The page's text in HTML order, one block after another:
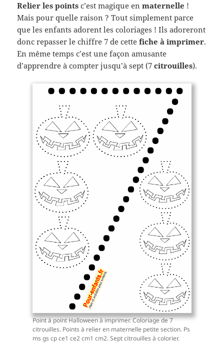
Relier les points c’est magique enmaternelle !
Mais pour quelle raison ? Tout simplement parce
que les enfants adorent les coloriages ! Ils adoreront
donc repasser le chiffre 7 de cette fiche à imprimer.
En même temps c’est une façon amusante
d’apprendre à compter jusqu’à sept (7 citrouilles).
Point à point Halloween à imprimer. Coloriage de 7
citrouilles. Points à relier en maternelle petite section. Ps
ms gs cp ce1 ce2 cm1 cm2. Sept citrouilles à colorier.